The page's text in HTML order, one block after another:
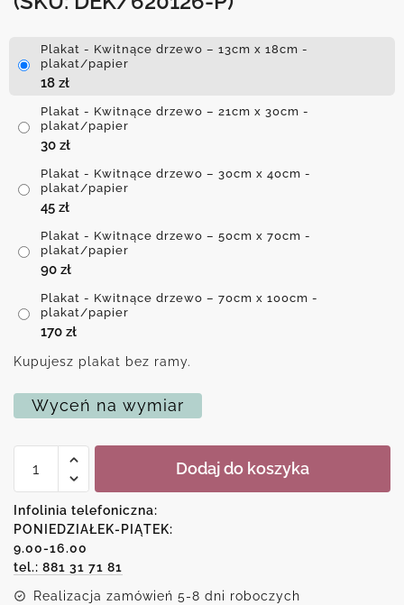
Plakat - Kwitnące drzewo – 13cm x 18cm -
plakat/papier
18 zł
Plakat - Kwitnące drzewo – 21cm x 30cm -
plakat/papier
30 zł
Plakat - Kwitnące drzewo – 30cm x 40cm -
plakat/papier
45 zł
Plakat - Kwitnące drzewo – 50cm x 70cm -
plakat/papier
90 zł
Plakat - Kwitnące drzewo – 70cm x 100cm -
plakat/papier
170 zł
Kupujesz plakat bez ramy.
Wyceń na wymiar
Plakat
drzewo
Dodaj do koszyka
Infolinia telefoniczna:
PONIEDZIAŁEK-PIĄTEK:
9.00-16.00
tel.: 881 31 71 81
Realizacja zamówień 5-8 dni roboczych